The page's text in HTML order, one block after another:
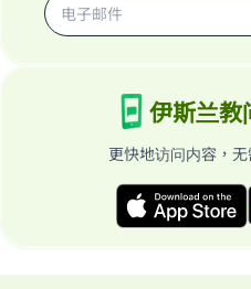
伊斯兰教
更快地访问内容，